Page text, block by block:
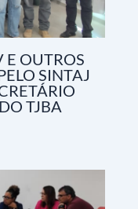
E OUTROS
SINTAJ
TJBA